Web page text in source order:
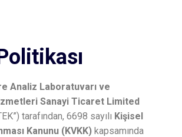
Analiz Laboratuvarı ve
Sanayi Ticaret Limited
tarafından, 6698 sayılı Kişisel
Kanunu (KVKK) kapsamında